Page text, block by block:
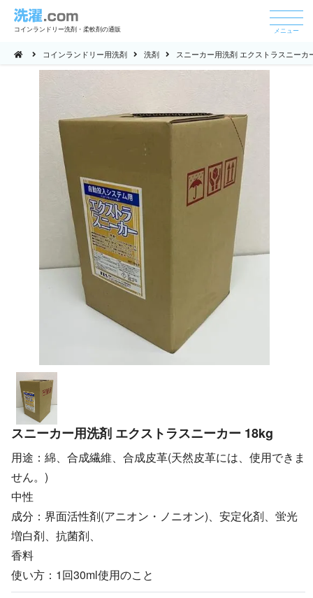
コインランドリー洗剤・柔軟剤の通販 メニュー
コインランドリー用洗剤 洗剤 スニーカー用洗剤 エクストラスニーカ
スニーカー用洗剤 エクストラスニーカー 18kg
用途：綿、合成繊維、合成皮革(天然皮革には、使用できま
せん。)
中性
成分：界面活性剤(アニオン・ノニオン)、安定化剤、蛍光
増白剤、抗菌剤、
香料
使い方：1回30ml使用のこと